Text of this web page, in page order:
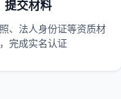
提交材料
、法人身份证等资质材
完成实名认证